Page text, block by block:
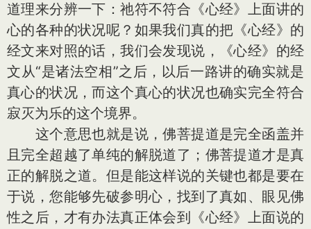
道理来分辨一下：祂符不符合《心经》上面讲的
心的各种的状况呢？如果我们真的把《心经》的
经文来对照的话，我们会发现说，《心经》的经
文从“是诸法空相”之后，以后一路讲的确实就是
真心的状况，而这个真心的状况也确实完全符合
寂灭为乐的这个境界。
这个意思也就是说，佛菩提道是完全函盖并
且完全超越了单纯的解脱道了；佛菩提道才是真
正的解脱之道。但是能这样说的关键也都是要在
于说，您能够先破参明心，找到了真如、眼见佛
性之后，才有办法真正体会到《心经》上面说的